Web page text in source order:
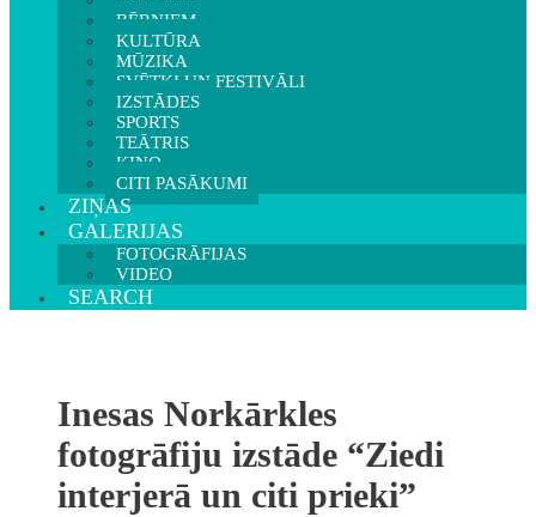
BĒRNIEM
KULTŪRA
MŪZIKA
SVĒTKI UN FESTIVĀLI
IZSTĀDES
SPORTS
TEĀTRIS
KINO
CITI PASĀKUMI
ZIŅAS
GALERIJAS
FOTOGRĀFIJAS
VIDEO
SEARCH
Inesas Norkārkles
fotogrāfiju izstāde “Ziedi
interjerā un citi prieki”